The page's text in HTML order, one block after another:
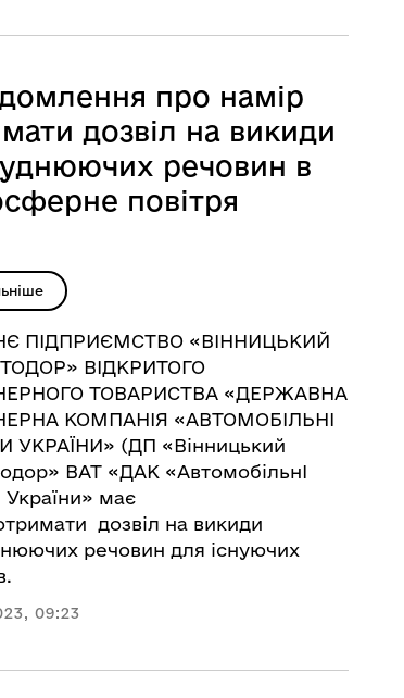
про намір
дозвіл на викиди
речовин в
повітря
ПІДПРИЄМСТВО «ВІННИЦЬКИЙ
ВІДКРИТОГО
ТОВАРИСТВА «ДЕРЖАВНА
КОМПАНІЯ «АВТОМОБІЛЬНІ
УКРАЇНИ» (ДП «Вінницький
ВАТ «ДАК «АвтомобільнІ
України» має
дозвіл на викиди
речовин для існуючих
09:23